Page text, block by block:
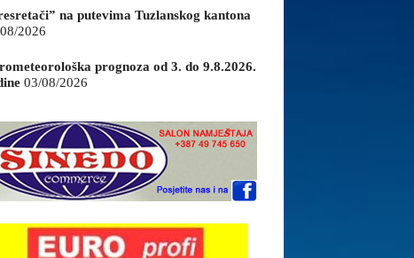
na putevima Tuzlanskog kantona
2026
prognoza od 3. do 9.8.2026.
03/08/2026